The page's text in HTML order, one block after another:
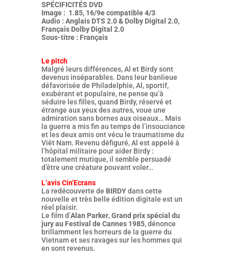
SPÉCIFICITÉS DVD
Image : 1.85, 16/9e compatible 4/3
Audio : Anglais DTS 2.0 & Dolby Digital 2.0,
Français Dolby Digital 2.0
Sous-titre : Français
Le pitch
Malgré leurs différences, Al et Birdy sont
devenus inséparables. Dans leur banlieue
défavorisée de Philadelphie, Al, sportif,
exubérant et populaire, ne pense qu’à
séduire les filles, quand Birdy, réservé et
étrange aux yeux des autres, voue une
admiration sans bornes aux oiseaux… Mais
la guerre a mis fin au temps de l’insouciance
et les deux amis ont vécu le traumatisme du
Viêt Nam. Revenu défiguré, Al est appelé à
l’hôpital militaire pour aider Birdy :
totalement mutique, il semble persuadé
d’être une créature pouvant voler…
L’avis Cin’Ecrans
La redécouverte de BIRDYdans cette
nouvelle et très belle édition digitale est un
réel plaisir.
Le film d’Alan Parker,Grand prix spécial du
jury au Festival de Cannes 1985, dénonce
brillamment les horreurs de la guerre du
Vietnam et ses ravages sur les hommes qui
en sont revenus.